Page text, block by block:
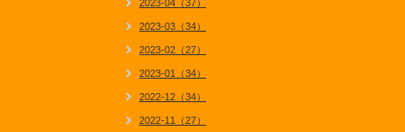
2023-04（37）
2023-03（34）
2023-02（27）
2023-01（34）
2022-12（34）
2022-11（27）